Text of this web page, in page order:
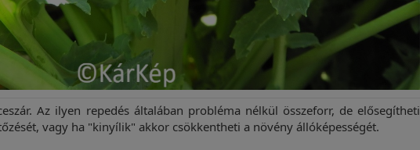
Az ilyen repedés általában probléma nélkül összeforr, de elősegítheti
vagy ha "kinyílik" akkor csökkentheti a növény állóképességét.